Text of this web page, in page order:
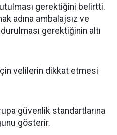
gerektiğini belirtti.
adına ambalajsız ve
gerektiğinin altı
velilerin dikkat etmesi
güvenlik standartlarına
gösterir.